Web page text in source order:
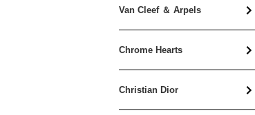
ガーデンパーティPM
アクセサリー
スカーフ・マフラー・帽子
iPhoneケース
カードケース・キーケース
アクセサリー
スカーフ・マフラー・帽子
財布・小物・その他
Van Cleef ＆ Arpels
Chrome Hearts
Christian Dior